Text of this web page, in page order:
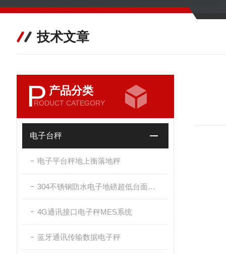
技术文章
P 产品分类
RODUCT CATEGORY
电子台秤
电子平台秤地上衡落地秤
304不锈钢防水电子地磅超低台面带斜坡
4G通讯接口电子秤MES系统
蓝牙通讯传输数据电子秤